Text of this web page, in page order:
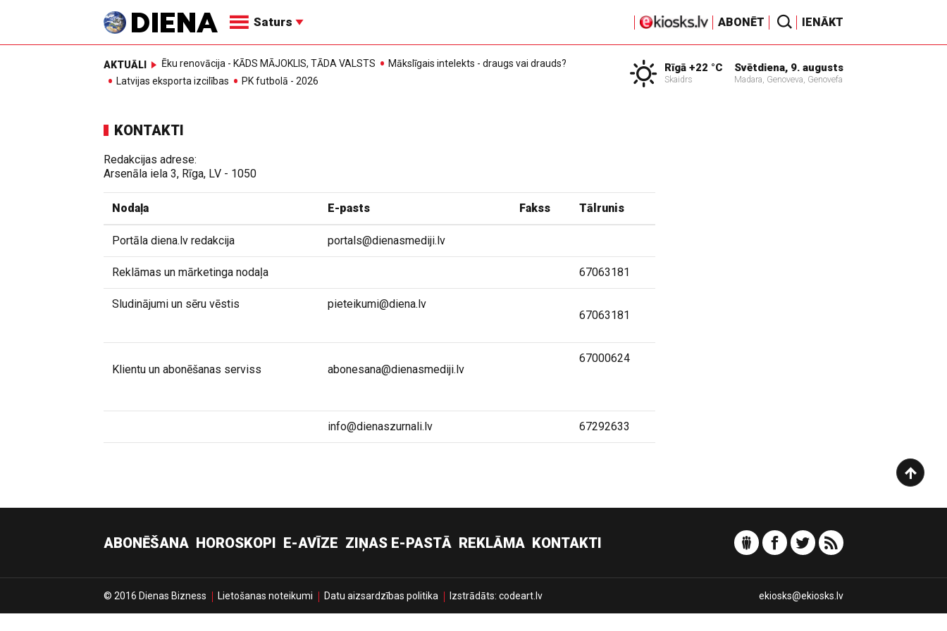
Saturs ABONĒT IENĀKT
AKTUĀLI Ēku renovācija - KĀDS MĀJOKLIS, TĀDA VALSTS
Mākslīgais intelekts - draugs vai drauds?
Latvijas eksporta izcilības
PK futbolā - 2026
Rīgā +22 °C
Skaidrs
Svētdiena, 9. augusts
Madara, Genoveva, Genovefa
KONTAKTI
Redakcijas adrese:
Arsenāla iela 3, Rīga, LV - 1050
Nodaļa E-pasts Fakss Tālrunis
Portāla diena.lv redakcija portals@dienasmediji.lv
Reklāmas un mārketinga nodaļa 67063181
Sludinājumi un sēru vēstis
pieteikumi@diena.lv
67063181
Klientu un abonēšanas serviss abonesana@dienasmediji.lv
67000624
info@dienaszurnali.lv 67292633
ABONĒŠANA HOROSKOPI E-AVĪZE ZIŅAS E-PASTĀ REKLĀMA KONTAKTI
© 2016 Dienas Bizness Lietošanas noteikumi Datu aizsardzības politika Izstrādāts: codeart.lv ekiosks@ekiosks.lv